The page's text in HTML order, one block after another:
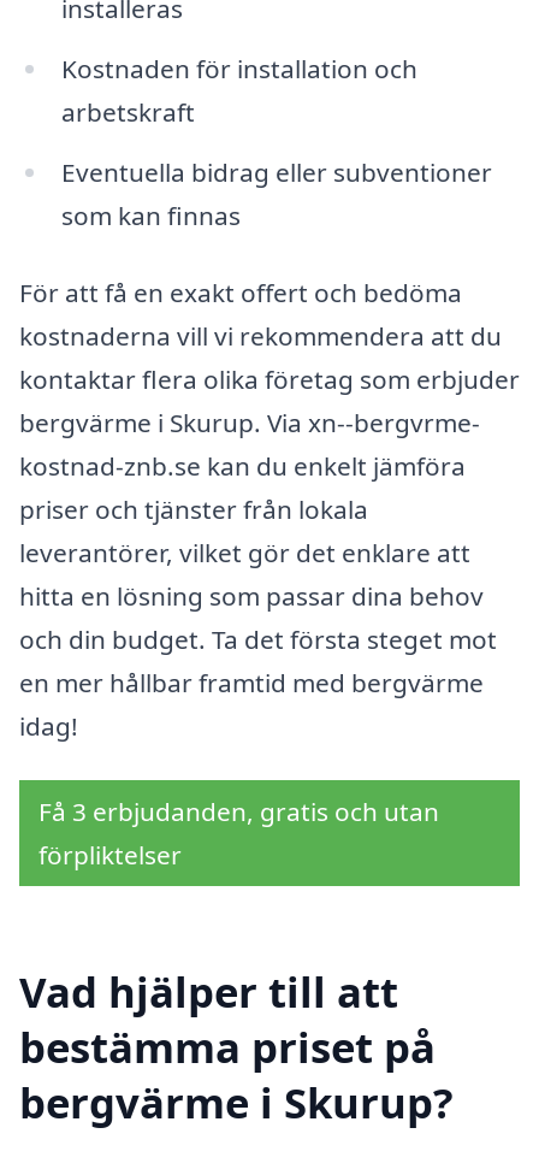
installeras
Kostnaden för installation och
arbetskraft
Eventuella bidrag eller subventioner
som kan finnas
För att få en exakt offert och bedöma
kostnaderna vill vi rekommendera att du
kontaktar flera olika företag som erbjuder
bergvärme i Skurup. Via xn--bergvrme-
kostnad-znb.se kan du enkelt jämföra
priser och tjänster från lokala
leverantörer, vilket gör det enklare att
hitta en lösning som passar dina behov
och din budget. Ta det första steget mot
en mer hållbar framtid med bergvärme
idag!
Få 3 erbjudanden, gratis och utan
förpliktelser
Vad hjälper till att
bestämma priset på
bergvärme i Skurup?